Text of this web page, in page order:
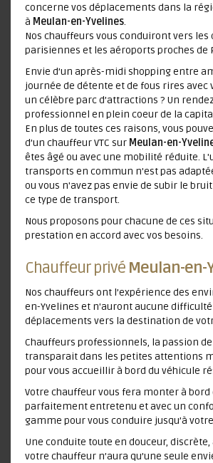
concerne vos déplacements dans la
à Meulan-en-Yvelines.
Nos chauffeurs vous conduiront vers
parisiennes et les aéroports proches de
Envie d’un après-midi shopping entre
journée de détente et de fous rires avec
un célèbre parc d’attractions ? Un
professionnel en plein coeur de la
En plus de toutes ces raisons, vous
d’un chauffeur VTC sur Meulan-en-
êtes âgé ou avec une mobilité réduite.
transports en commun n'est pas
ou vous n'avez pas envie de subir le
ce type de transport.
Nous proposons pour chacune de ces
prestation en accord avec vos besoins.
Chauffeur privé Meulan-en-
Nos chauffeurs ont l’expérience des
en-Yvelines et n'auront aucune
déplacements vers la destination de
Chauffeurs professionnels, la passion
transparait dans les petites attentions
pour vous accueillir à bord du véhicule
Votre chauffeur vous fera monter à bord
parfaitement entretenu et avec un
gamme pour vous conduire jusqu’à
Une conduite toute en douceur,
votre chauffeur n’aura qu’une seule